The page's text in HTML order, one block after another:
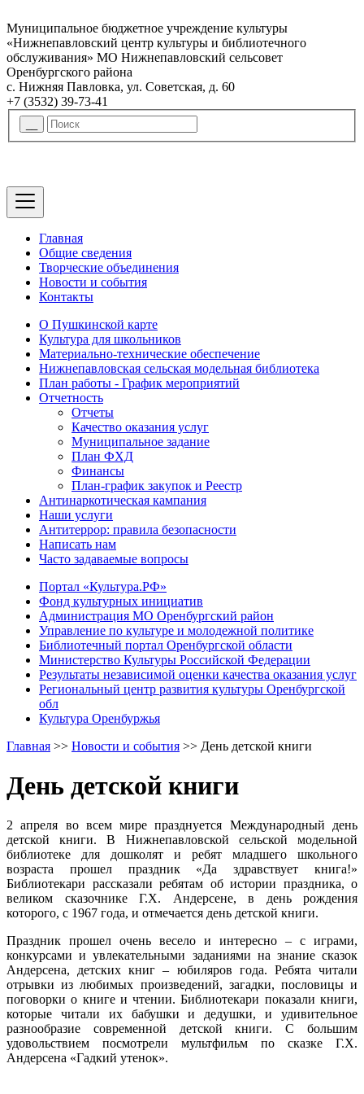
Муниципальное бюджетное учреждение культуры
«Нижнепавловский центр культуры и библиотечного
обслуживания» МО Нижнепавловский сельсовет
Оренбургского района
с. Нижняя Павловка, ул. Советская, д. 60
+7 (3532) 39-73-41
Главная
Общие сведения
Творческие объединения
Новости и события
Контакты
О Пушкинской карте
Культура для школьников
Материально-технические обеспечение
Нижнепавловская сельская модельная библиотека
План работы - График мероприятий
Отчетность
Отчеты
Качество оказания услуг
Муниципальное задание
План ФХД
Финансы
План-график закупок и Реестр
Антинаркотическая кампания
Наши услуги
Антитеррор: правила безопасности
Написать нам
Часто задаваемые вопросы
Портал «Культура.РФ»
Фонд культурных инициатив
Администрация МО Оренбургский район
Управление по культуре и молодежной политике
Библиотечный портал Оренбургской области
Министерство Культуры Российской Федерации
Результаты независимой оценки качества оказания услуг
Региональный центр развития культуры Оренбургской
обл
Культура Оренбуржья
Главная >> Новости и события >> День детской книги
День детской книги
2 апреля во всем мире празднуется Международный день
детской книги. В Нижнепавловской сельской модельной
библиотеке для дошколят и ребят младшего школьного
возраста прошел праздник «Да здравствует книга!»
Библиотекари рассказали ребятам об истории праздника, о
великом сказочнике Г.Х. Андерсене, в день рождения
которого, с 1967 года, и отмечается день детской книги.
Праздник прошел очень весело и интересно – с играми,
конкурсами и увлекательными заданиями на знание сказок
Андерсена, детских книг – юбиляров года. Ребята читали
отрывки из любимых произведений, загадки, пословицы и
поговорки о книге и чтении. Библиотекари показали книги,
которые читали их бабушки и дедушки, и удивительное
разнообразие современной детской книги. С большим
удовольствием посмотрели мультфильм по сказке Г.Х.
Андерсена «Гадкий утенок».